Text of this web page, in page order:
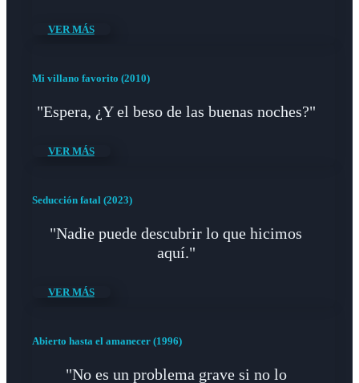
VER MÁS
Mi villano favorito (2010)
"Espera, ¿Y el beso de las buenas noches?"
VER MÁS
Seducción fatal (2023)
"Nadie puede descubrir lo que hicimos
aquí."
VER MÁS
Abierto hasta el amanecer (1996)
"No es un problema grave si no lo